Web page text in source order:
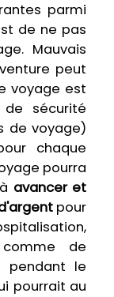
parmi
de ne pas
Mauvais
peut
voyage est
sécurité
de voyage)
chaque
pourra
avancer et
pour
de
pendant le
pourrait au